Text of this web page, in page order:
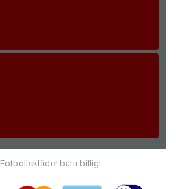
Fotbollskläder barn billigt.